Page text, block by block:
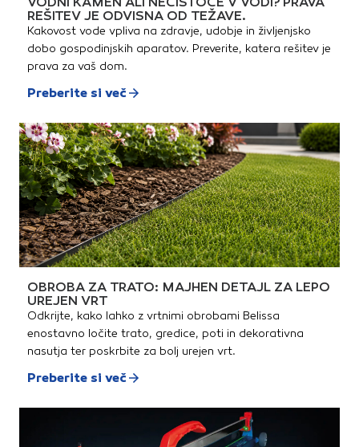
REŠITEV JE ODVISNA OD TEŽAVE.
Kakovost vode vpliva na zdravje, udobje in življenjsko
dobo gospodinjskih aparatov. Preverite, katera rešitev je
prava za vaš dom.
Preberite si več
OBROBA ZA TRATO: MAJHEN DETAJL ZA LEPO
UREJEN VRT
Odkrijte, kako lahko z vrtnimi obrobami Belissa
enostavno ločite trato, gredice, poti in dekorativna
nasutja ter poskrbite za bolj urejen vrt.
Preberite si več